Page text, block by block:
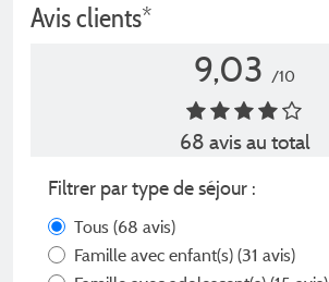
Avis clients*
9,03 /10
68 avis au total
Filtrer par type de séjour :
Tous (68 avis)
Famille avec enfant(s) (31 avis)